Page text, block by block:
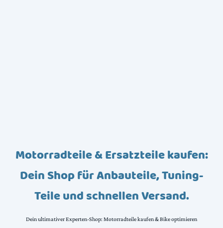
Motorradteile & Ersatzteile kaufen:
Dein Shop für Anbauteile, Tuning-
Teile und schnellen Versand.
Dein ultimativer Experten-Shop: Motorradteile kaufen & Bike optimieren